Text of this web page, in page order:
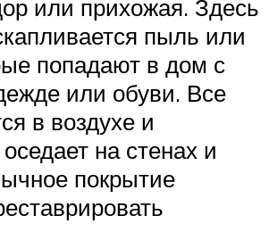
или прихожая. Здесь
пыль или
попадают в дом с
или обуви. Все
в воздухе и
на стенах и
покрытие